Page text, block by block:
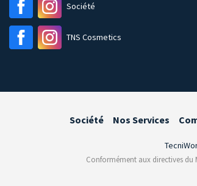
Société
TNS Cosmetics
Société Nos Services
Conformément aux directives du